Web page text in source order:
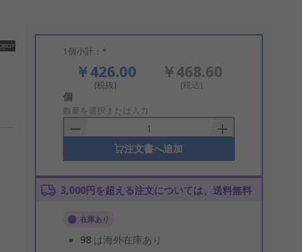
1個小計：*
￥426.00
(税抜)
￥468.60
(税込)
Add
to
Basket
個
数量を選択または入力
注文書へ追加
3,000円を超える注文については、送料無料
在庫あり
98 は海外在庫あり